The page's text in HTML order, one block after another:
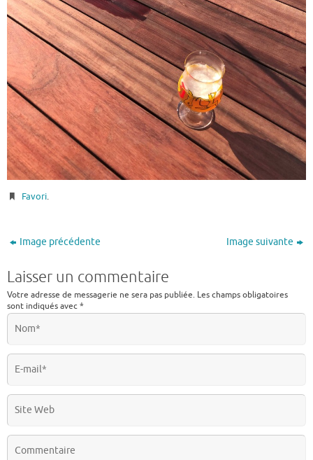
Favori.
Image précédente Image suivante
Laisser un commentaire
Votre adresse de messagerie ne sera pas publiée. Les champs obligatoires
sont indiqués avec*